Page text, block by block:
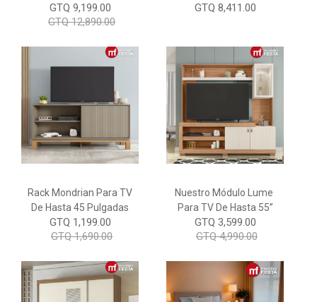
GTQ 9,199.00
GTQ 12,890.00
GTQ 8,411.00
Rack Mondrian Para TV
De Hasta 45 Pulgadas
GTQ 1,199.00
GTQ 1,690.00
Nuestro Módulo Lume
Para TV De Hasta 55”
GTQ 3,599.00
GTQ 4,990.00